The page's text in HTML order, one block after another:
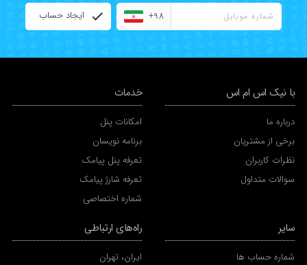
+98 ایجاد حساب
با نیک اس ام اس
درباره ما
برخی از مشتریان
نظرات کاربران
سوالات متداول
خدمات
امکانات پنل
برنامه نویسان
تعرفه پنل پیامک
تعرفه شارژ پیامک
شماره اختصاصی
سایر
شماره حساب ها
راه‌های ارتباطی
ایران، تهران